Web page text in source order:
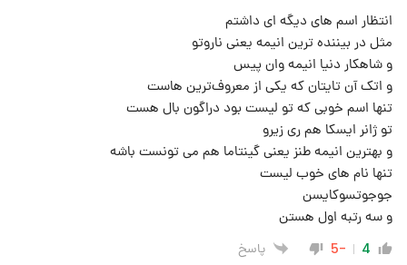
انتظار اسم های دیگه ای داشتم
مثل در بیننده ترین انیمه یعنی ناروتو
و شاهکار دنیا انیمه وان پیس
و اتک آن تایتان که یکی از معروف‌ترین هاست
تنها اسم خوبی که تو لیست بود دراگون بال هست
تو ژانر ایسکا هم ری زیرو
و بهترین انیمه طنز یعنی گینتاما هم می تونست باشه
تنها نام های خوب لیست
جوجوتسوکایسن
و سه رتبه اول هستن
4
-5 پاسخ